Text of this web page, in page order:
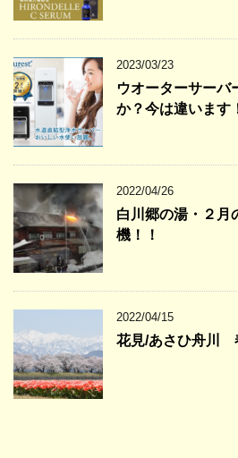
2023/03/23
ウオーターサーバ
か？今は違います
2022/04/26
白川郷の湯・２月
機！！
2022/04/15
花見/あさひ舟川